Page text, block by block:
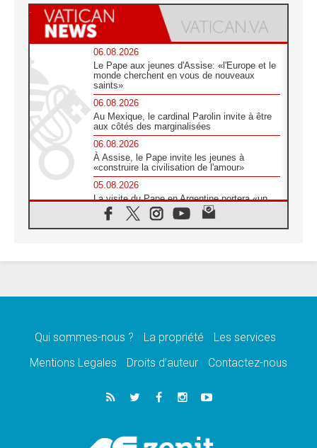
06.08.2026
Le Pape aux jeunes d'Assise: «l'Europe et le
monde cherchent en vous de nouveaux
saints»
06.08.2026
Au Mexique, le cardinal Parolin invite à être
aux côtés des marginalisées
06.08.2026
À Assise, le Pape invite les jeunes à
«construire la civilisation de l'amour»
05.08.2026
La visite du Pape en Argentine portera «un
message de paix et de dignité humaine»
05.08.2026
un peuple en quête de paix
SCEAM: L'Église en Afrique vers
05.08.2026
05.08.2026
Qui sommes-nous ? La propriété
Les services
Mentions Legales
Droits d’auteur Contactez-nous